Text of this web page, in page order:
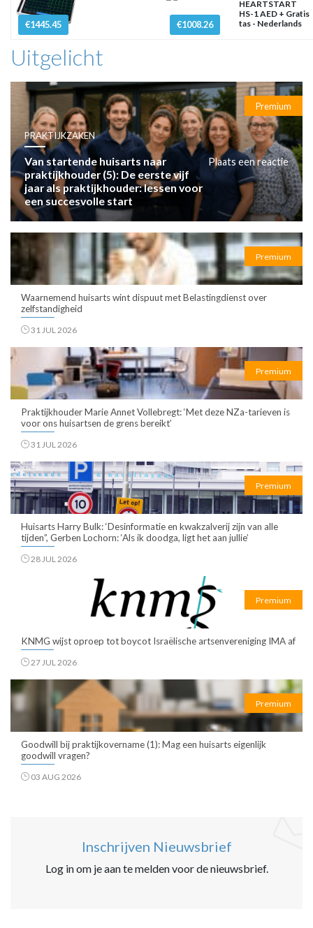
€1445.45 €1008.26
HEARTSTART
HS-1 AED + Gratis
tas - Nederlands
Uitgelicht
Premium
PRAKTIJKZAKEN
Van startende huisarts naar
praktijkhouder (5): De eerste vijf
jaar als praktijkhouder: lessen voor
een succesvolle start
Plaats een reactie
Premium
Waarnemend huisarts wint dispuut met Belastingdienst over
zelfstandigheid
31 JUL 2026
Premium
Praktijkhouder Marie Annet Vollebregt: ‘Met deze NZa-tarieven is
voor ons huisartsen de grens bereikt’
31 JUL 2026
Premium
Huisarts Harry Bulk: ‘Desinformatie en kwakzalverij zijn van alle
tijden”, Gerben Lochorn: ‘Als ik doodga, ligt het aan jullie’
28 JUL 2026
Premium
KNMG wijst oproep tot boycot Israëlische artsenvereniging IMA af
27 JUL 2026
Premium
Goodwill bij praktijkovername (1): Mag een huisarts eigenlijk
goodwill vragen?
03 AUG 2026
Inschrijven Nieuwsbrief
Log in om je aan te melden voor de nieuwsbrief.